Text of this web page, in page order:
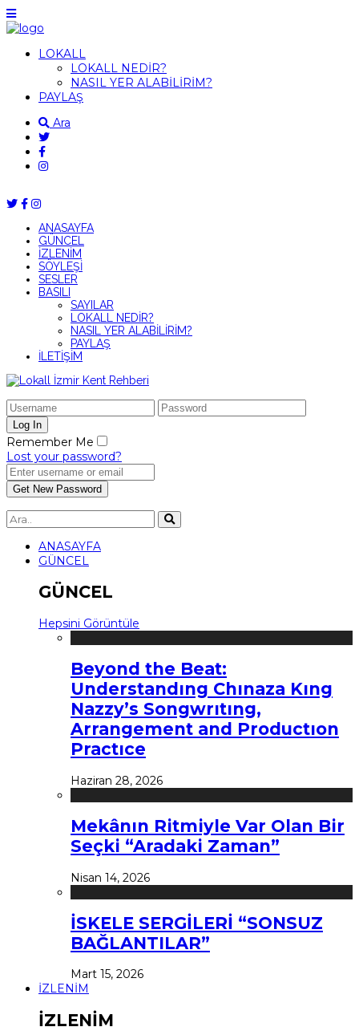
LOKALL
LOKALL NEDİR?
NASIL YER ALABİLİRİM?
PAYLAŞ
Ara
ANASAYFA
GÜNCEL
İZLENİM
SÖYLEŞİ
SESLER
BASILI
SAYILAR
LOKALL NEDİR?
NASIL YER ALABİLİRİM?
PAYLAŞ
İLETİŞİM
Remember Me
Lost your password?
ANASAYFA
GÜNCEL
GÜNCEL
Hepsini Görüntüle
Beyond the Beat:
Understandıng Chınaza Kıng
Nazzy’s Songwrıtıng,
Arrangement and Productıon
Practıce
Haziran 28, 2026
Mekânın Ritmiyle Var Olan Bir
Seçki “Aradaki Zaman”
Nisan 14, 2026
İSKELE SERGİLERİ “SONSUZ
BAĞLANTILAR”
Mart 15, 2026
İZLENİM
İZLENİM